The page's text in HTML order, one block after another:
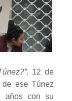
, 12 de
ese Túnez
años con su